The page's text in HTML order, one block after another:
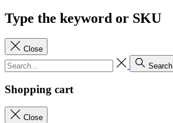
Type the keyword or SKU
Close
Search
Shopping cart
Close